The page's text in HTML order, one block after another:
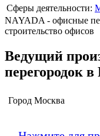
Сферы деятельности:
NAYADA - офисные
строительство офисов
Ведущий
перегородок в
Город Москва